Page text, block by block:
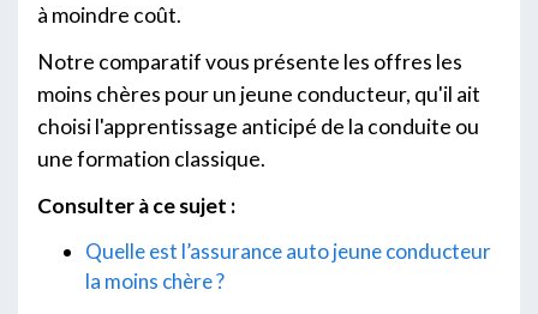
à moindre coût.
Notre comparatif vous présente les offres les
moins chères pour un jeune conducteur, qu'il ait
choisi l'apprentissage anticipé de la conduite ou
une formation classique.
Consulter à ce sujet :
Quelle est l’assurance auto jeune conducteur
la moins chère ?